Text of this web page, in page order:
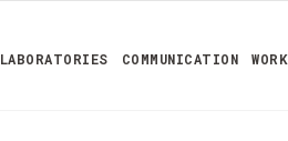
LABORATORIES COMMUNICATION